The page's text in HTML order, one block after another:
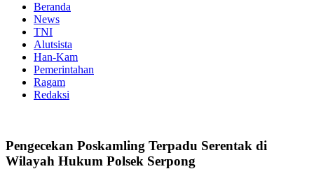
Beranda
News
TNI
Alutsista
Han-Kam
Pemerintahan
Ragam
Redaksi
Pengecekan Poskamling Terpadu Serentak di
Wilayah Hukum Polsek Serpong